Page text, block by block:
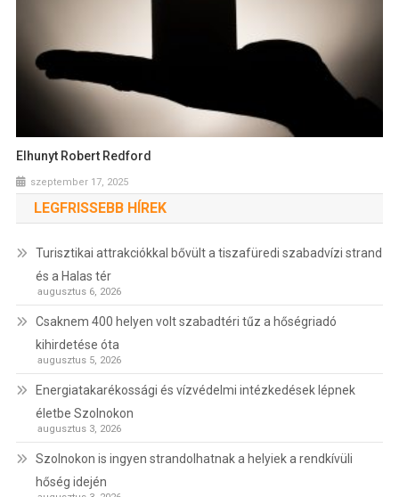
Elhunyt Robert Redford
szeptember 17, 2025
LEGFRISSEBB HÍREK
Turisztikai attrakciókkal bővült a tiszafüredi szabadvízi strand
és a Halas tér
augusztus 6, 2026
Csaknem 400 helyen volt szabadtéri tűz a hőségriadó
kihirdetése óta
augusztus 5, 2026
Energiatakarékossági és vízvédelmi intézkedések lépnek
életbe Szolnokon
augusztus 3, 2026
Szolnokon is ingyen strandolhatnak a helyiek a rendkívüli
hőség idején